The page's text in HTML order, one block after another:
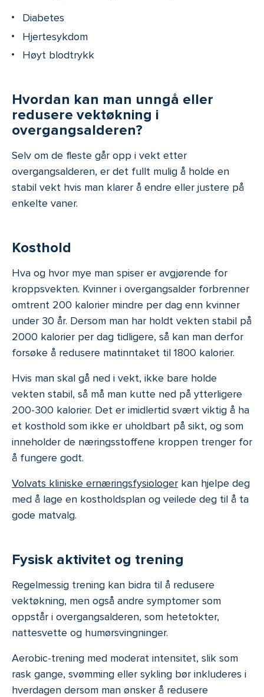
Diabetes
Hjertesykdom
Høyt blodtrykk
Hvordan kan man unngå eller
redusere vektøkning i
overgangsalderen?
Selv om de fleste går opp i vekt etter
overgangsalderen, er det fullt mulig å holde en
stabil vekt hvis man klarer å endre eller justere på
enkelte vaner.
Kosthold
Hva og hvor mye man spiser er avgjørende for
kroppsvekten. Kvinner i overgangsalder forbrenner
omtrent 200 kalorier mindre per dag enn kvinner
under 30 år. Dersom man har holdt vekten stabil på
2000 kalorier per dag tidligere, så kan man derfor
forsøke å redusere matinntaket til 1800 kalorier.
Hvis man skal gå ned i vekt, ikke bare holde
vekten stabil, så må man kutte ned på ytterligere
200-300 kalorier. Det er imidlertid svært viktig å ha
et kosthold som ikke er uholdbart på sikt, og som
inneholder de næringsstoffene kroppen trenger for
å fungere godt.
Volvats kliniske ernæringsfysiologer kan hjelpe deg
med å lage en kostholdsplan og veilede deg til å ta
gode matvalg.
Fysisk aktivitet og trening
Regelmessig trening kan bidra til å redusere
vektøkning, men også andre symptomer som
oppstår i overgangsalderen, som hetetokter,
nattesvette og humørsvingninger.
Aerobic-trening med moderat intensitet, slik som
rask gange, svømming eller sykling bør inkluderes i
hverdagen dersom man ønsker å redusere